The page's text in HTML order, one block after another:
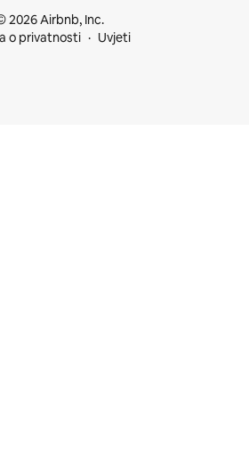
2026 Airbnb, Inc.
o privatnosti
Uvjeti